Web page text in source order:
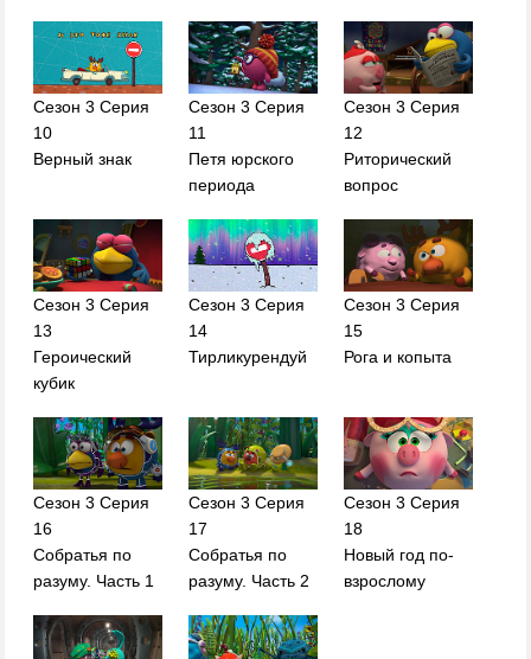
Сезон 3 Серия
10
Верный знак
Сезон 3 Серия
11
Петя юрского
периода
Сезон 3 Серия
12
Риторический
вопрос
Сезон 3 Серия
13
Героический
кубик
Сезон 3 Серия
14
Тирликурендуй
Сезон 3 Серия
15
Рога и копыта
Сезон 3 Серия
16
Собратья по
разуму. Часть 1
Сезон 3 Серия
17
Собратья по
разуму. Часть 2
Сезон 3 Серия
18
Новый год по-
взрослому